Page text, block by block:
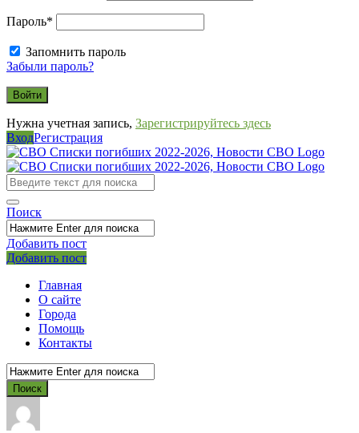
Пароль*
Запомнить пароль
Забыли пароль?
Нужна учетная запись, Зарегистрируйтесь здесь
ВходРегистрация
СВО
Списки
погибших
2022-
2026,
Новости
СВО
Поиск
Добавить пост
Мобильное
меню
Выйти
Добавить пост
Главная
О сайте
Города
Помощь
Контакты